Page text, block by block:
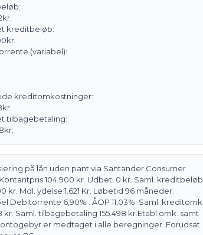
kr.
kreditbeløb:
kr.
(variabel):
kreditomkostninger:
kr.
tilbagebetaling:
kr.
på lån uden pant via Santander Consumer
Kontantpris 104.900 kr. Udbet. 0 kr. Saml. kreditbeløb
kr. Mdl. ydelse 1.621 Kr. Løbetid 96 måneder.
Debitorrente 6,90% . ÅOP 11,03%. Saml. kreditomk.
kr. Saml. tilbagebetaling 155.498 kr. Etabl.omk. samt
er medtaget i alle beregninger. Forudsat